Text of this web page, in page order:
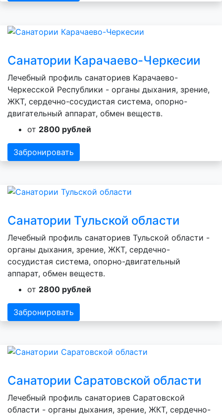
Санатории Карачаево-Черкесии
Лечебный профиль санаториев Карачаево-
Черкесской Республики - органы дыхания, зрение,
ЖКТ, сердечно-сосудистая система, опорно-
двигательный аппарат, обмен веществ.
от 2800 рублей
Забронировать
Санатории Тульской области
Лечебный профиль санаториев Тульской области -
органы дыхания, зрение, ЖКТ, сердечно-
сосудистая система, опорно-двигательный
аппарат, обмен веществ.
от 2800 рублей
Забронировать
Санатории Саратовской области
Лечебный профиль санаториев Саратовской
области - органы дыхания, зрение, ЖКТ, сердечно-